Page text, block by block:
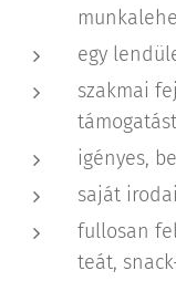
egy
szakmai
igényes,
saját
fullosan
teát,